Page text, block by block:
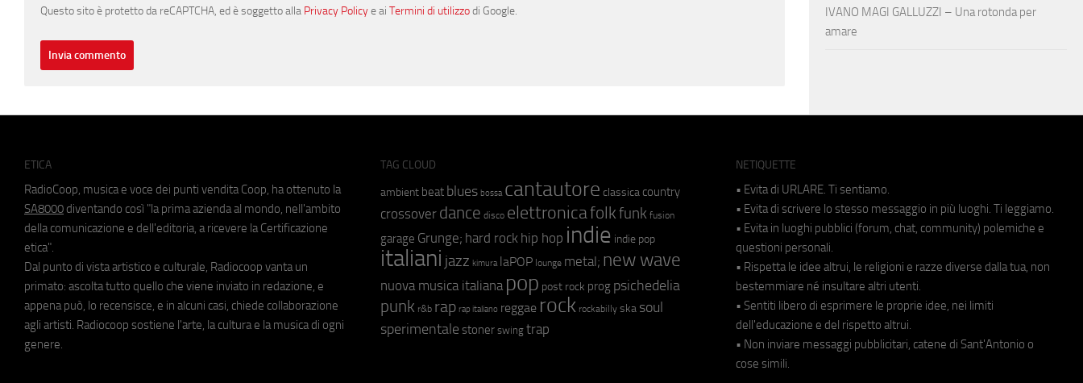
Questo sito è protetto da reCAPTCHA, ed è soggetto alla Privacy Policye ai Termini di utilizzodi Google.
IVANO MAGI GALLUZZI – Una rotonda per
amare
ETICA
RadioCoop, musica e voce dei punti vendita Coop, ha ottenuto la
SA8000 diventando così "la prima azienda al mondo, nell'ambito
della comunicazione e dell'editoria, a ricevere la Certificazione
etica".
Dal punto di vista artistico e culturale, Radiocoop vanta un
primato: ascolta tutto quello che viene inviato in redazione, e
appena può, lo recensisce, e in alcuni casi, chiede collaborazione
agli artisti. Radiocoop sostiene l'arte, la cultura e la musica di ogni
genere.
TAG CLOUD
ambient beat blues bossa cantautore classica country
crossover dance disco elettronicafolkfunk fusion
garage Grunge; hard rock hip hop indie indie pop
italiani jazz kimura laPOP lounge metal; new wave
nuova musica italiana pop post rock prog psichedelia
punk r&b rap rap italiano reggae rock rockabilly ska soul
sperimentale stoner swing trap
NETIQUETTE
• Evita di URLARE. Ti sentiamo.
• Evita di scrivere lo stesso messaggio in più luoghi. Ti leggiamo.
• Evita in luoghi pubblici (forum, chat, community) polemiche e
questioni personali.
• Rispetta le idee altrui, le religioni e razze diverse dalla tua, non
bestemmiare né insultare altri utenti.
• Sentiti libero di esprimere le proprie idee, nei limiti
dell'educazione e del rispetto altrui.
• Non inviare messaggi pubblicitari, catene di Sant'Antonio o
cose simili.